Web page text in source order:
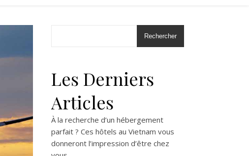
Rechercher
Les Derniers
Articles
À la recherche d’un hébergement
parfait ? Ces hôtels au Vietnam vous
donneront l’impression d’être chez